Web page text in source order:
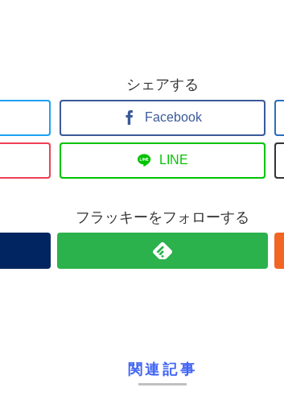
シェアする
Facebook
LINE
フラッキーをフォローする
関連記事